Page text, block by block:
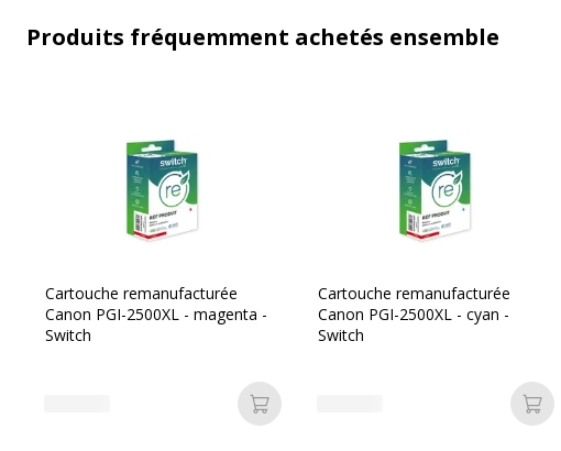
Produits fréquemment achetés ensemble
Cartouche remanufacturée
Canon PGI-2500XL - magenta -
Switch
Ajouter au panier
Cartouche remanufacturée
Canon PGI-2500XL - cyan -
Switch